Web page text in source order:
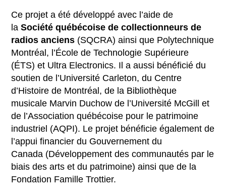
Ce projet a été développé avec l’aide de
laSociété québécoise de collectionneurs de
radios anciens (SQCRA) ainsi que Polytechnique
Montréal, l’École de Technologie Supérieure
(ÉTS) et Ultra Electronics. Il a aussi bénéficié du
soutien de l’Université Carleton, du Centre
d’Histoire de Montréal, de la Bibliothèque
musicale Marvin Duchow de l’Université McGill et
de l’Association québécoise pour le patrimoine
industriel (AQPI). Le projet bénéficie également de
l’appui financier du Gouvernement du
Canada (Développement des communautés par le
biais des arts et du patrimoine) ainsi que de la
Fondation Famille Trottier.